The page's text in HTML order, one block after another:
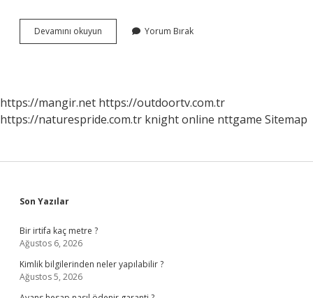
Devamını okuyun
Be
Kat
Mı
Yorum Bırak
https://mangir.net https://outdoortv.com.tr
https://naturespride.com.tr knight online nttgame Sitemap
Sidebar
Son Yazılar
Bir irtifa kaç metre ?
Ağustos 6, 2026
Kimlik bilgilerinden neler yapılabilir ?
Ağustos 5, 2026